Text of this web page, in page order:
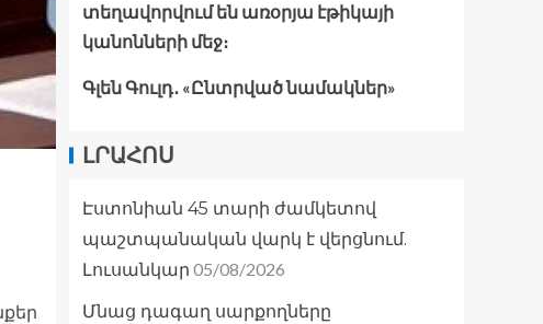
տեղավորվում են առօրյա էթիկայի
կանոնների մեջ։
Գլեն Գուլդ․ «Ընտրված նամակներ»
ԼՐԱՀՈՍ
Էստոնիան 45 տարի ժամկետով
պաշտպանական վարկ է վերցնում.
Լուսանկար 05/08/2026
Մնաց դագաղ սարքողները